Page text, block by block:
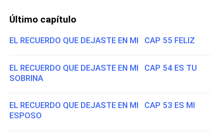
Último capítulo
EL RECUERDO QUE DEJASTE EN MI CAP 55 FELIZ
EL RECUERDO QUE DEJASTE EN MI CAP 54 ES TU
SOBRINA
EL RECUERDO QUE DEJASTE EN MI CAP 53 ES MI
ESPOSO